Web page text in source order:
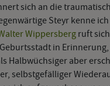
sich an die
Steyr kenne
Wippersberg ruft
in
Halbwüchsiger aber
selbstgefälliger